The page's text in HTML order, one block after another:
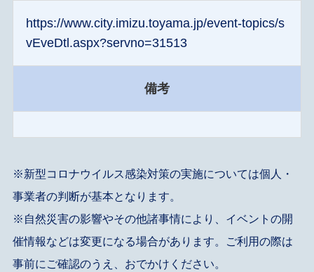
https://www.city.imizu.toyama.jp/event-topics/s
vEveDtl.aspx?servno=31513
備考
※新型コロナウイルス感染対策の実施については個人・
事業者の判断が基本となります。
※自然災害の影響やその他諸事情により、イベントの開
催情報などは変更になる場合があります。ご利用の際は
事前にご確認のうえ、おでかけください。